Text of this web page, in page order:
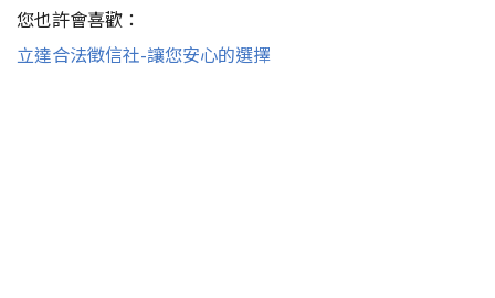
您也許會喜歡：
立達合法徵信社-讓您安心的選擇